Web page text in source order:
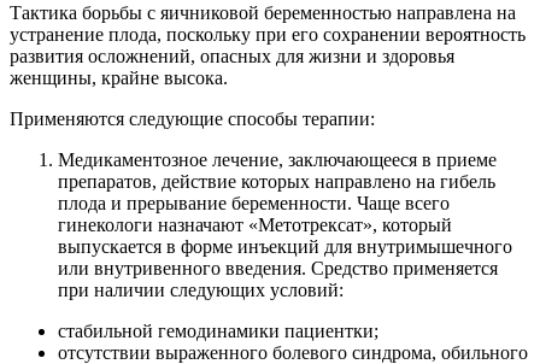
Тактика борьбы с яичниковой беременностью направлена на
устранение плода, поскольку при его сохранении вероятность
развития осложнений, опасных для жизни и здоровья
женщины, крайне высока.
Применяются следующие способы терапии:
Медикаментозное лечение, заключающееся в приеме
препаратов, действие которых направлено на гибель
плода и прерывание беременности. Чаще всего
гинекологи назначают «Метотрексат», который
выпускается в форме инъекций для внутримышечного
или внутривенного введения. Средство применяется
при наличии следующих условий:
стабильной гемодинамики пациентки;
отсутствии выраженного болевого синдрома, обильного